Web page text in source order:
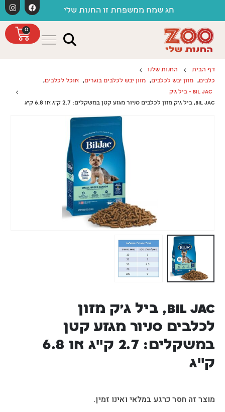
חג שמח ממשפחת זו החנות שלי
0
דף הבית
החנות שלנו
כלבים, מזון יבש לכלבים, מזון יבש לכלבים בוגרים, אוכל לכלבים,
BIL JAC - ביל ג'ק
BIL JAC, ביל ג’ק מזון לכלבים סניור מגזע קטן במשקלים: 2.7 ק"ג או 6.8 ק"ג
BIL JAC, ביל ג’ק מזון
לכלבים סניור מגזע קטן
במשקלים: 2.7 ק"ג או 6.8
ק"ג
מוצר זה חסר כרגע במלאי ואינו זמין.